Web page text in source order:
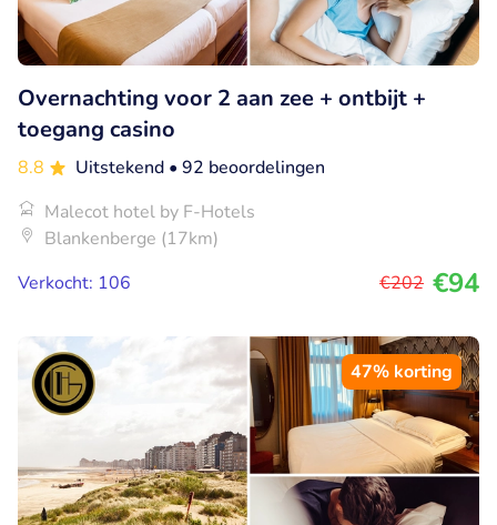
Overnachting voor 2 aan zee + ontbijt +
toegang casino
8.8 Uitstekend • 92 beoordelingen
Malecot hotel by F-Hotels
Blankenberge (17km)
Verkocht: 106
€202 €94
47% korting